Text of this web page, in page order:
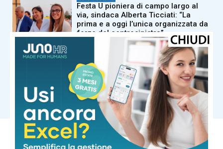
Festa U pioniera di campo largo al
via, sindaca Alberta Ticciati: “La
prima e a oggi l’unica organizzata da
forze del centrosinistra”
Odore di bruciato ma non ci sono
incendi. I vigili del fuoco: “Arriva dalla
Francia in fiamme”
Carica altri
COMUNE DI MASSA